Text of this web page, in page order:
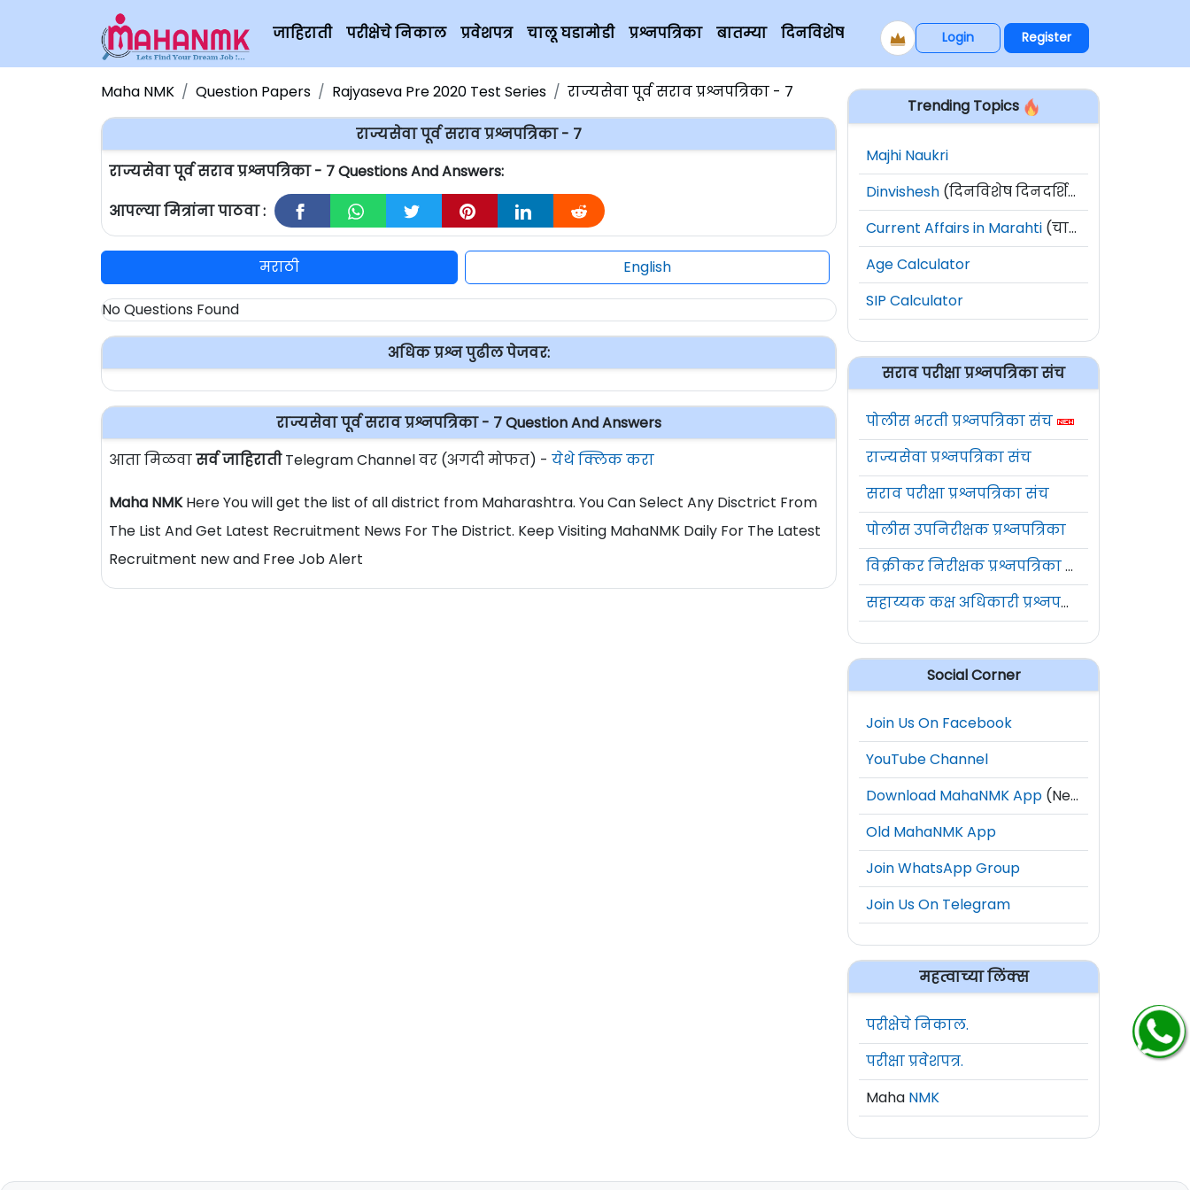
जाहिराती परीक्षेचे निकाल प्रवेशपत्र चालू घडामोडी प्रश्नपत्रिका बातम्या दिनविशेष Login Register
Maha NMK Question Papers Rajyaseva Pre 2020 Test Series राज्यसेवा पूर्व सराव प्रश्नपत्रिका - ७
राज्यसेवा पूर्व सराव प्रश्नपत्रिका - ७
राज्यसेवा पूर्व सराव प्रश्नपत्रिका - ७ Questions And Answers:
आपल्या मित्रांना पाठवा :
मराठी English
No Questions Found
अधिक प्रश्न पुढील पेजवर:
राज्यसेवा पूर्व सराव प्रश्नपत्रिका - ७ Question And Answers
आता मिळवासर्व जाहिरातीTelegram Channel वर (अगदी मोफत) - येथे क्लिक करा
Maha NMKHere You will get the list of all district from Maharashtra. You Can Select Any Disctrict From
The List And Get Latest Recruitment News For The District. Keep Visiting MahaNMK Daily For The Latest
Recruitment new and Free Job Alert
Trending Topics
Majhi Naukri
Dinvishesh (दिनविशेष दिनदर्शिका)
Current Affairs in Marahti (चालू घडामोडी)
Age Calculator
SIP Calculator
सराव परीक्षा प्रश्नपत्रिका संच
पोलीस भरती प्रश्नपत्रिका संच
राज्यसेवा प्रश्नपत्रिका संच
सराव परीक्षा प्रश्नपत्रिका संच
पोलीस उपनिरीक्षक प्रश्नपत्रिका
विक्रीकर निरीक्षक प्रश्नपत्रिका संच
सहाय्यक कक्ष अधिकारी प्रश्नपत्रिका संच
Social Corner
Join Us On Facebook
YouTube Channel
Download MahaNMK App (New)
Old MahaNMK App
Join WhatsApp Group
Join Us On Telegram
महत्वाच्या लिंक्स
परीक्षेचे निकाल.
परीक्षा प्रवेशपत्र.
Maha NMK